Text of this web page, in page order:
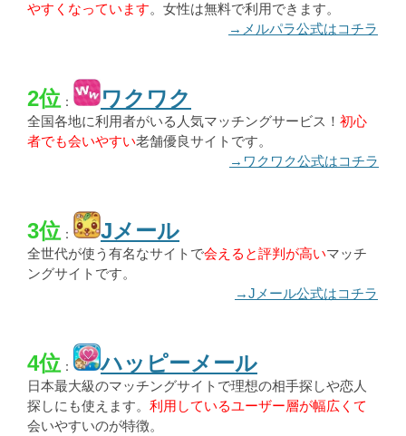
やすくなっています。女性は無料で利用できます。
→メルパラ公式はコチラ
2位 ： ワクワク
全国各地に利用者がいる人気マッチングサービス！ 初心
者でも会いやすい老舗優良サイトです。
→ワクワク公式はコチラ
3位 ： Jメール
全世代が使う有名なサイトで会えると評判が高いマッチ
ングサイトです。
→Jメール公式はコチラ
4位 ： ハッピーメール
日本最大級のマッチングサイトで理想の相手探しや恋人
探しにも使えます。 利用しているユーザー層が幅広くて
会いやすいのが特徴。